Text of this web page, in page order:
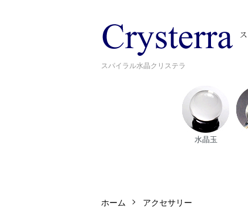
スパイラル水晶クリステラ
水晶玉
ホーム アクセサリー